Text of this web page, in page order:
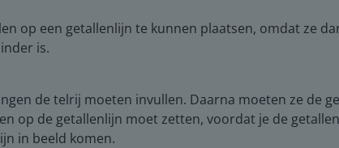
op een getallenlijn te kunnen plaatsen, omdat ze
is.
de telrij moeten invullen. Daarna moeten ze de
op de getallenlijn moet zetten, voordat je de
in beeld komen.